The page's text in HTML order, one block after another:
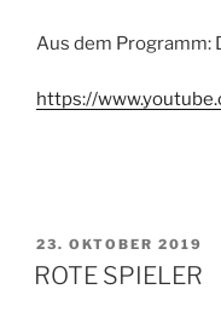
Aus dem Programm:
https://
VERÖFFENTLICHT
AM
23. OKTOBER 2019
ROTE SPIELER